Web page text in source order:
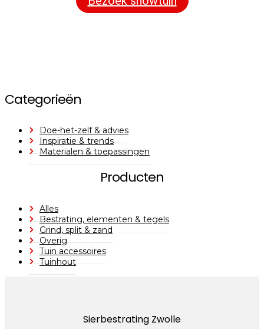
Categorieën
Doe-het-zelf & advies
Inspiratie & trends
Materialen & toepassingen
Producten
Alles
Bestrating, elementen & tegels
Grind, split & zand
Overig
Tuin accessoires
Tuinhout
Sierbestrating Zwolle